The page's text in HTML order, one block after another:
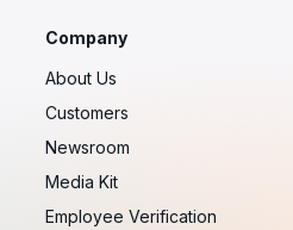
Company
About Us
Customers
Newsroom
Media Kit
Employee Verification